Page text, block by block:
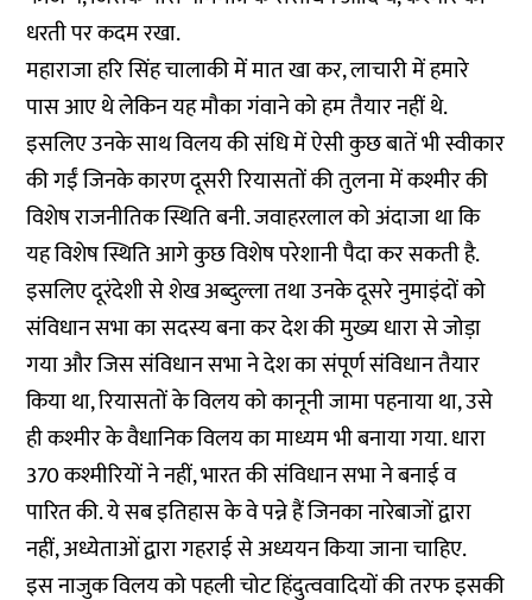
धरती पर कदम रखा.
महाराजा हरि सिंह चालाकी में मात खा कर, लाचारी में हमारे
पास आए थे लेकिन यह मौका गंवाने को हम तैयार नहीं थे.
इसलिए उनके साथ विलय की संधि में ऐसी कुछ बातें भी स्वीकार
की गईं जिनके कारण दूसरी रियासतों की तुलना में कश्मीर की
विशेष राजनीतिक स्थिति बनी. जवाहरलाल को अंदाजा था कि
यह विशेष स्थिति आगे कुछ विशेष परेशानी पैदा कर सकती है.
इसलिए दूरंदेशी से शेख अब्दुल्ला तथा उनके दूसरे नुमाइंदों को
संविधान सभा का सदस्य बना कर देश की मुख्य धारा से जोड़ा
गया और जिस संविधान सभा ने देश का संपूर्ण संविधान तैयार
किया था, रियासतों के विलय को कानूनी जामा पहनाया था, उसे
ही कश्मीर के वैधानिक विलय का माध्यम भी बनाया गया. धारा
370 कश्मीरियों ने नहीं, भारत की संविधान सभा ने बनाई व
पारित की. ये सब इतिहास के वे पन्ने हैं जिनका नारेबाजों द्वारा
नहीं, अध्येताओं द्वारा गहराई से अध्ययन किया जाना चाहिए.
इस नाजुक विलय को पहली चोट हिंदुत्ववादियों की तरफ इसकी